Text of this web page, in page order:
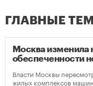
ГЛАВНЫЕ
Москва изменила
обеспеченности
Власти Москвы
жилых комплексов